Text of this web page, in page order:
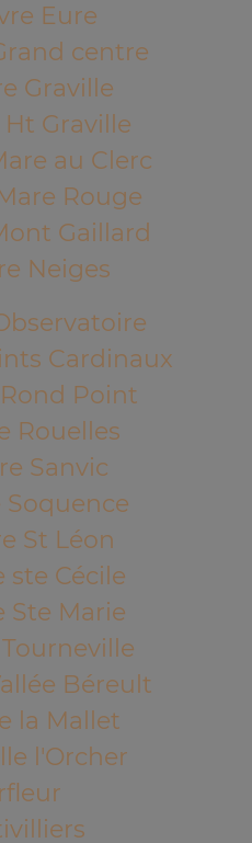
Eure
centre
Graville
Ht Graville
au Clerc
Rouge
Gaillard
Neiges
Cardinaux
Point
Rouelles
Sanvic
Soquence
St Léon
ste Cécile
Ste Marie
Béreult
la Mallet
l'Orcher